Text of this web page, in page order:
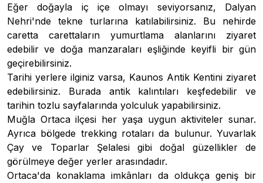
Eğer doğayla iç içe olmayı seviyorsanız, Dalyan
Nehri'nde tekne turlarına katılabilirsiniz. Bu nehirde
caretta carettaların yumurtlama alanlarını ziyaret
edebilir ve doğa manzaraları eşliğinde keyifli bir gün
geçirebilirsiniz.
Tarihi yerlere ilginiz varsa, Kaunos Antik Kentini ziyaret
edebilirsiniz. Burada antik kalıntıları keşfedebilir ve
tarihin tozlu sayfalarında yolculuk yapabilirsiniz.
Muğla Ortaca ilçesi her yaşa uygun aktiviteler sunar.
Ayrıca bölgede trekking rotaları da bulunur. Yuvarlak
Çay ve Toparlar Şelalesi gibi doğal güzellikler de
görülmeye değer yerler arasındadır.
Ortaca'da konaklama imkânları da oldukça geniş bir